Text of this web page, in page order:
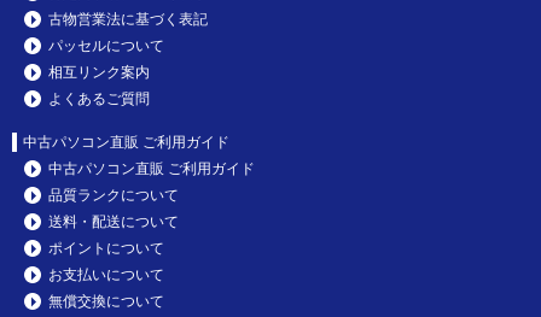
古物営業法に基づく表記
パッセルについて
相互リンク案内
よくあるご質問
中古パソコン直販 ご利用ガイド
中古パソコン直販 ご利用ガイド
品質ランクについて
送料・配送について
ポイントについて
お支払いについて
無償交換について